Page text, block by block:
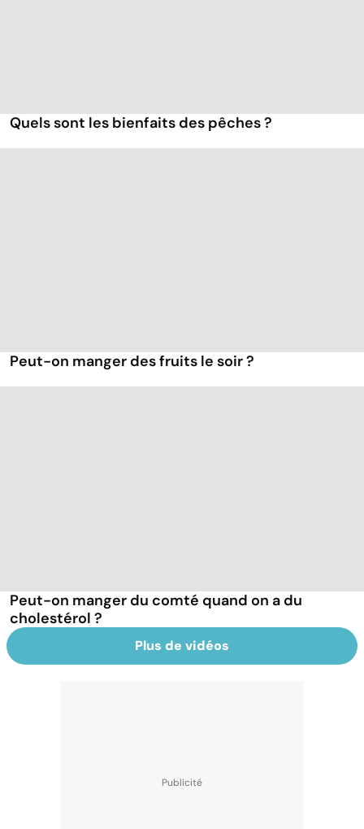
Quels sont les bienfaits des pêches ?
Peut-on manger des fruits le soir ?
Peut-on manger du comté quand on a du
cholestérol ?
Plus de vidéos